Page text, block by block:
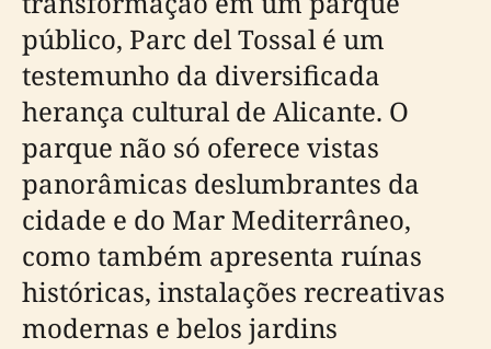
público, Parc del Tossal é um
testemunho da diversificada
herança cultural de Alicante. O
parque não só oferece vistas
panorâmicas deslumbrantes da
cidade e do Mar Mediterrâneo,
como também apresenta ruínas
históricas, instalações recreativas
modernas e belos jardins